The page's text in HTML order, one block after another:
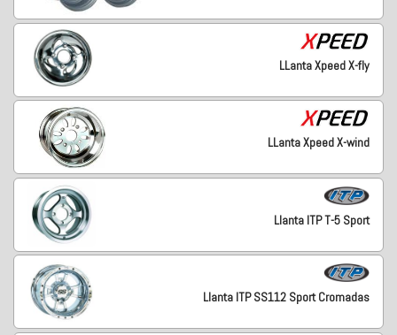
LLanta Xpeed X-fly
LLanta Xpeed X-wind
Llanta ITP T-5 Sport
Llanta ITP SS112 Sport Cromadas